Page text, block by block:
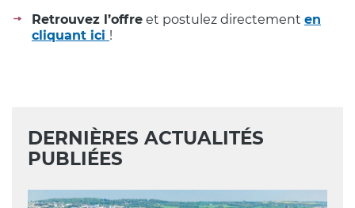
Retrouvez l’offre et postulez directement en
cliquant ici !
DERNIÈRES ACTUALITÉS
PUBLIÉES